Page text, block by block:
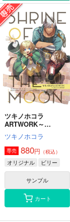
ツキノホコラ
ARTWORK～
2023Summer
ツキノホコラ
専売 880円 （税込）
オリジナル ビリー
サンプル
カート